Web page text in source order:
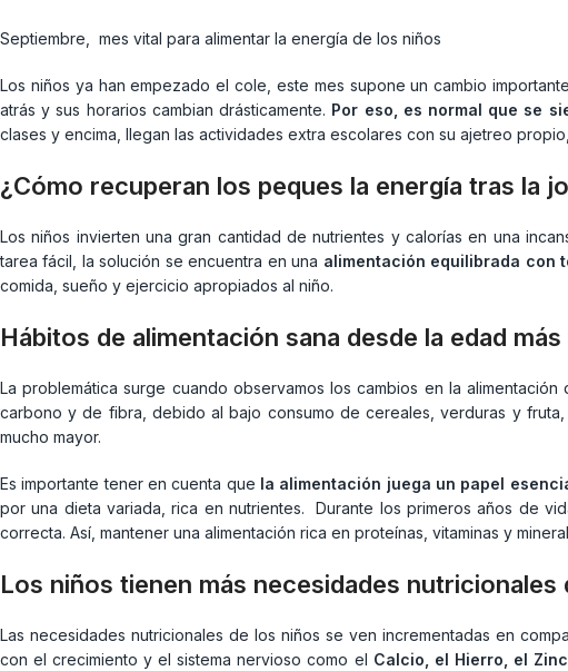
Septiembre, mes vital para alimentar la energía de los niños
Los niños ya han empezado el cole, este mes supone un cambio
atrás y sus horarios cambian drásticamente. Por eso, es normal que se
clases y encima, llegan las actividades extra escolares con su ajetreo
¿Cómo recuperan los peques la energía tras la
Los niños invierten una gran cantidad de nutrientes y calorías en una
tarea fácil, la solución se encuentra en una alimentación equilibrada con
comida, sueño y ejercicio apropiados al niño.
Hábitos de alimentación sana desde la edad
La problemática surge cuando observamos los cambios en la
carbono y de fibra, debido al bajo consumo de cereales, verduras y
mucho mayor.
Es importante tener en cuenta que la alimentación juega un papel
por una dieta variada, rica en nutrientes. Durante los primeros años de
correcta. Así, mantener una alimentación rica en proteínas, vitaminas y
Los niños tienen más necesidades nutricionales
Las necesidades nutricionales de los niños se ven incrementadas en
con el crecimiento y el sistema nervioso como el Calcio, el Hierro, el